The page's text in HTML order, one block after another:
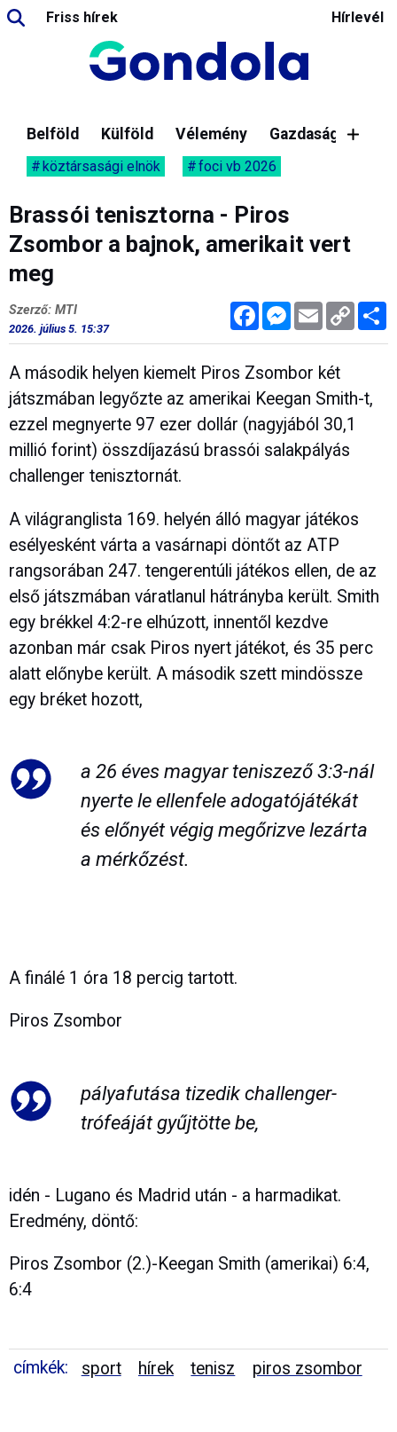
Friss hírek Hírlevél
Belföld Külföld Vélemény Gazdaság
köztársasági elnök foci vb 2026
Brassói tenisztorna - Piros
Zsombor a bajnok, amerikait vert
meg
FacebookMessenger
Email Copy
Link
Szerző: MTI
2026. július 5. 15:37
A második helyen kiemelt Piros Zsombor két
játszmában legyőzte az amerikai Keegan Smith-t,
ezzel megnyerte 97 ezer dollár (nagyjából 30,1
millió forint) összdíjazású brassói salakpályás
challenger tenisztornát.
A világranglista 169. helyén álló magyar játékos
esélyesként várta a vasárnapi döntőt az ATP
rangsorában 247. tengerentúli játékos ellen, de az
első játszmában váratlanul hátrányba került. Smith
egy brékkel 4:2-re elhúzott, innentől kezdve
azonban már csak Piros nyert játékot, és 35 perc
alatt előnybe került. A második szett mindössze
egy bréket hozott,
a 26 éves magyar teniszező 3:3-nál
nyerte le ellenfele adogatójátékát
és előnyét végig megőrizve lezárta
a mérkőzést.
A finálé 1 óra 18 percig tartott.
Piros Zsombor
pályafutása tizedik challenger-
trófeáját gyűjtötte be,
idén - Lugano és Madrid után - a harmadikat.
Eredmény, döntő:
Piros Zsombor (2.)-Keegan Smith (amerikai) 6:4,
6:4
címkék: sport hírek tenisz piros zsombor